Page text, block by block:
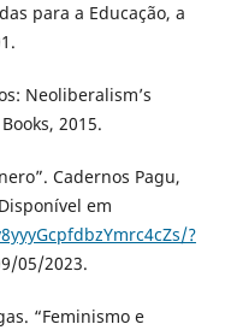
para a Educação, a
Neoliberalism’s
2015.
Cadernos Pagu,
em
?
05/2023.
“Feminismo e